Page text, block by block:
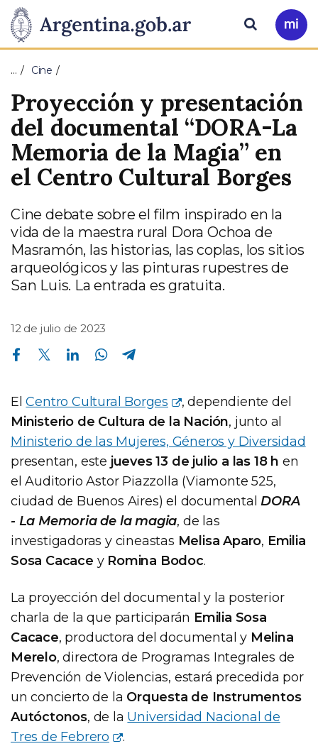
Presidencia
de
la
Nación
Pasar al contenido principal
Ir
a
Buscar
… Cine
Proyección y presentación
del documental “DORA-La
Memoria de la Magia” en
el Centro Cultural Borges
Cine debate sobre el film inspirado en la
vida de la maestra rural Dora Ochoa de
Masramón, las historias, las coplas, los sitios
arqueológicos y las pinturas rupestres de
San Luis. La entrada es gratuita.
12 de julio de 2023
Compartir en Facebook Compartir en Twitter Compartir en Linkedin Compartir en Whatsapp
ElCentro Cultural Borges
, dependiente del
Ministerio de Cultura de la Nación, junto al
Ministerio de las Mujeres, Géneros y Diversidad
presentan, este jueves 13 de julio a las 18 h en
el Auditorio Astor Piazzolla (Viamonte 525,
ciudad de Buenos Aires) el documentalDORA
- La Memoria de la magia, de las
investigadoras y cineastas Melisa Aparo, Emilia
Sosa Cacace y Romina Bodoc.
La proyección del documental y la posterior
charla de la que participarán Emilia Sosa
Cacace, productora del documental y Melina
Merelo, directora de Programas Integrales de
Prevención de Violencias, estará precedida por
un concierto de la Orquesta de Instrumentos
Autóctonos, de la Universidad Nacional de
Tres de Febrero
.